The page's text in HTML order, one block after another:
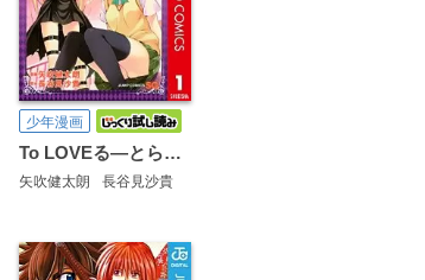
少年漫画
To LOVEる―とらぶる―ダークネス カラー版
矢吹健太朗 長谷見沙貴